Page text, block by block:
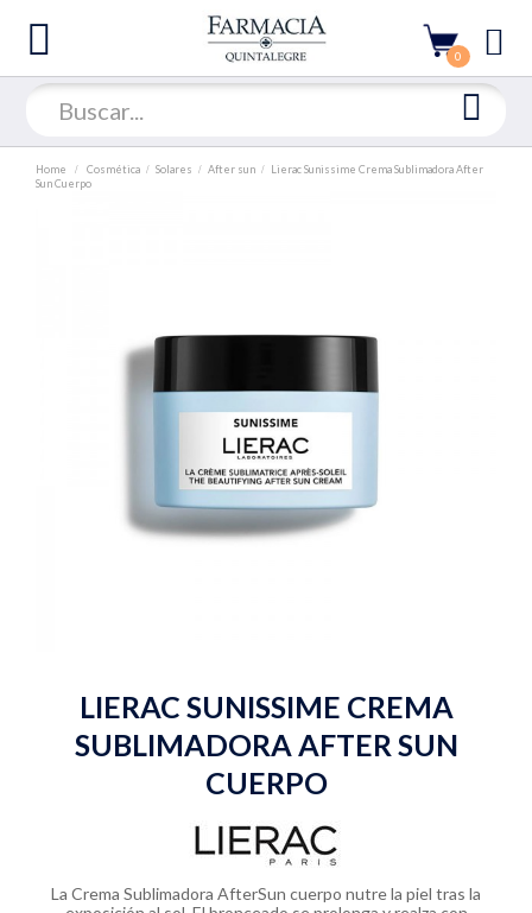
0
Home Cosmética Solares After sun
Lierac Sunissime Crema Sublimadora After
Sun Cuerpo
LIERAC SUNISSIME CREMA
SUBLIMADORA AFTER SUN
CUERPO
La Crema Sublimadora AfterSun cuerpo nutre la piel tras la